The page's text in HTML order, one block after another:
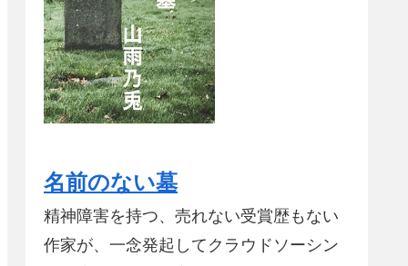
名前のない墓
精神障害を持つ、売れない受賞歴もない
作家が、一念発起してクラウドソーシン